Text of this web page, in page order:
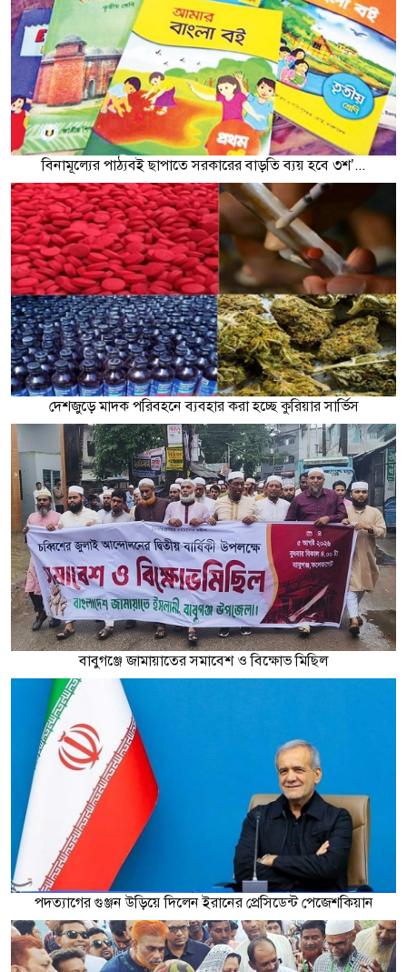
বিনামূল্যের পাঠ্যবই ছাপাতে সরকারের বাড়তি ব্যয় হবে ৩শ’...
দেশজুড়ে মাদক পরিবহনে ব্যবহার করা হচ্ছে কুরিয়ার সার্ভিস
বাবুগঞ্জে জামায়াতের সমাবেশ ও বিক্ষোভ মিছিল
পদত্যাগের গুঞ্জন উড়িয়ে দিলেন ইরানের প্রেসিডেন্ট পেজেশকিয়ান